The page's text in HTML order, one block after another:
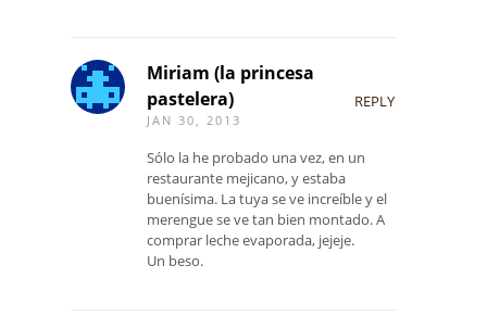
Miriam (la princesa
pastelera)
JAN 30, 2013
REPLY
Sólo la he probado una vez, en un
restaurante mejicano, y estaba
buenísima. La tuya se ve increíble y el
merengue se ve tan bien montado. A
comprar leche evaporada, jejeje.
Un beso.